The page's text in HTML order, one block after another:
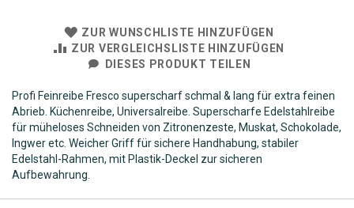
ZUR WUNSCHLISTE HINZUFÜGEN
ZUR VERGLEICHSLISTE HINZUFÜGEN
DIESES PRODUKT TEILEN
Profi Feinreibe Fresco superscharf schmal & lang für extra feinen
Abrieb. Küchenreibe, Universalreibe. Superscharfe Edelstahlreibe
für müheloses Schneiden von Zitronenzeste, Muskat, Schokolade,
Ingwer etc. Weicher Griff für sichere Handhabung, stabiler
Edelstahl-Rahmen, mit Plastik-Deckel zur sicheren
Aufbewahrung.